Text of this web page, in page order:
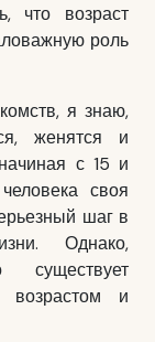
что возраст
роль
я знаю,
женятся и
с 15 и
своя
шаг в
Однако,
возрастом и